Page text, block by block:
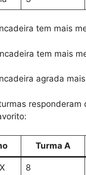
tem mais
tem mais
agrada
responderam
Turma A
8